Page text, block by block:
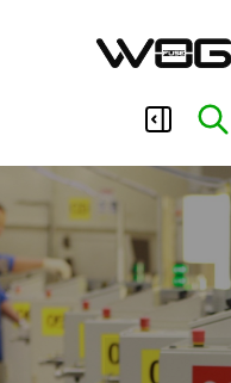
莞
市
沃